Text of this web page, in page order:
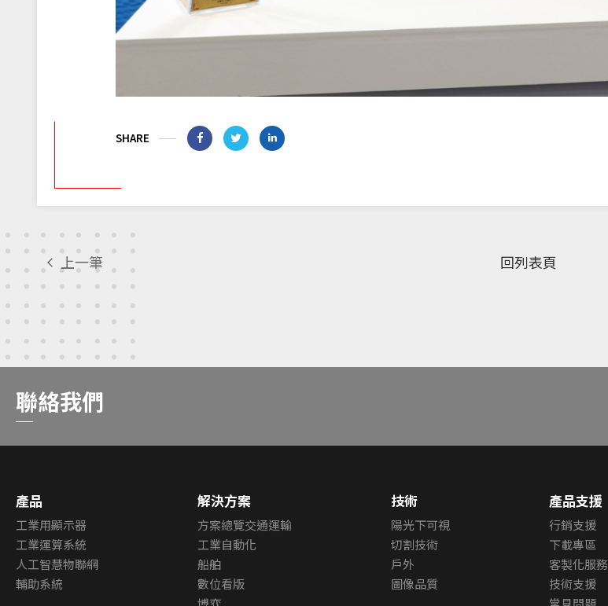
SHARE
回列表頁
上一筆
聯絡我們
產品
工業用顯示器
工業運算系統
人工智慧物聯網
輔助系統
解決方案
方案總覽交通運輸
工業自動化
船舶
數位看版
技術
陽光下可視
切割技術
戶外
圖像品質
產品支援
行銷支援
下載專區
客製化服務
技術支援